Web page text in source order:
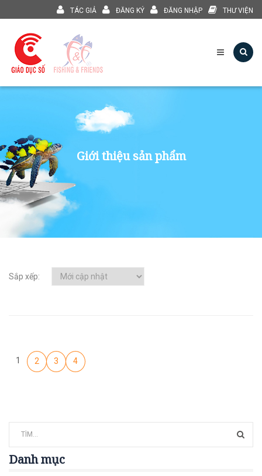
TÁC GIẢ ĐĂNG KÝ ĐĂNG NHẬP THƯ VIỆN
Giới thiệu sản phẩm
Sắp xếp:
1 2 3 4
Danh mục